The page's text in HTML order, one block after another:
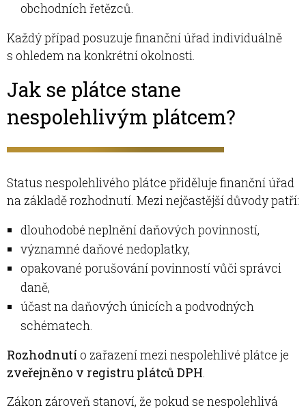
obchodních řetězců.
Každý případ posuzuje finanční úřad individuálně
s ohledem na konkrétní okolnosti.
Jak se plátce stane
nespolehlivým plátcem?
Status nespolehlivého plátce přiděluje finanční úřad
na základě rozhodnutí. Mezi nejčastější důvody patří:
dlouhodobé neplnění daňových povinností,
významné daňové nedoplatky,
opakované porušování povinností vůči správci
daně,
účast na daňových únicích a podvodných
schématech.
Rozhodnutí o zařazení mezi nespolehlivé plátce je
zveřejněno v registru plátců DPH.
Zákon zároveň stanoví, že pokud se nespolehlivá